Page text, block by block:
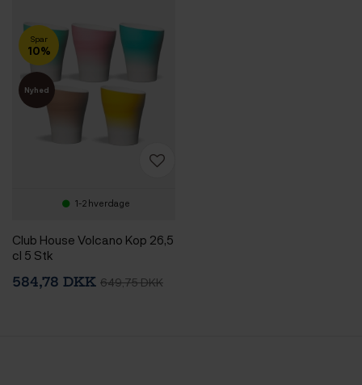
Spar
10%
Nyhed
1-2 hverdage
Club House Volcano Kop 26,5
cl 5 Stk
584,78 DKK 649,75 DKK